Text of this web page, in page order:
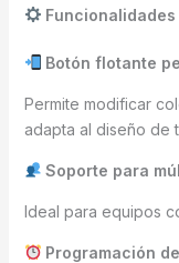
Botón flotante
Permite modificar
adapta al diseño de
Soporte para
Ideal para equipos
Programación